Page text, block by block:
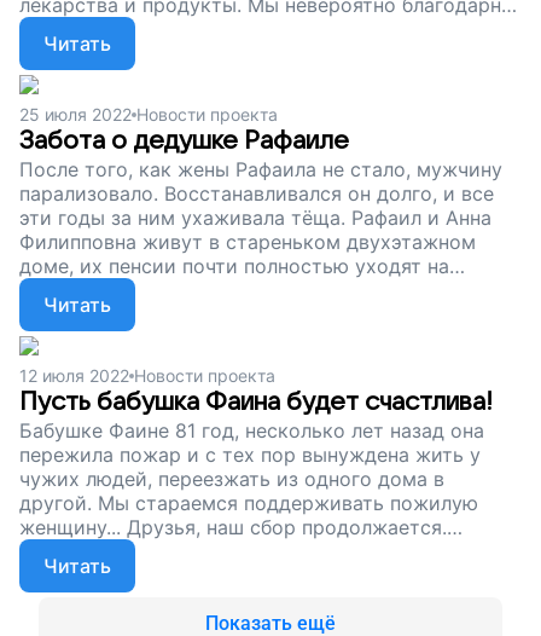
за такую поддержку. Без волонтеров мы бы просто
не справились. Друзья, сейчас мы продолжаем
наш сбор в поддержку одиноких пожилых людей.
Давайте вместе сделаем все, чтобы они
чувствовали себя нужными и не оставались одни!
Читать
25 июля 2022 Новости проекта
Забота о дедушке Рафаиле
После того, как жены Рафаила не стало, мужчину
парализовало. Восстанавливался он долго, и все
эти годы за ним ухаживала тёща. Рафаил и Анна
Филипповна живут в стареньком двухэтажном
доме, их пенсии почти полностью уходят на
лекарства и коммунальные платежи. Недавно наши
волонтеры передали семье набор гуманитарной
помощи. Теперь мы будем помогать Рафаилу и
Анне Филипповне регулярно. Друзья, без вашей
поддержки нам не справиться. Поддержите наш
проект. Пусть одинокие бабушки и дедушки не
остаются одни!
Читать
12 июля 2022 Новости проекта
Пусть бабушка Фаина будет счастлива!
Бабушке Фаине 81 год, несколько лет назад она
пережила пожар и с тех пор вынуждена жить у
чужих людей, переезжать из одного дома в
другой. Мы стараемся поддерживать пожилую
женщину... Друзья, наш сбор продолжается.
Спасибо, что помогаете одиноким старикам
вместе с нами. Пусть бабушки и дедушки будут
сыты и не остаются одни!
Читать
Показать ещё